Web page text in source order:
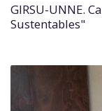
GIRSU-UNNE.
Sustentables"